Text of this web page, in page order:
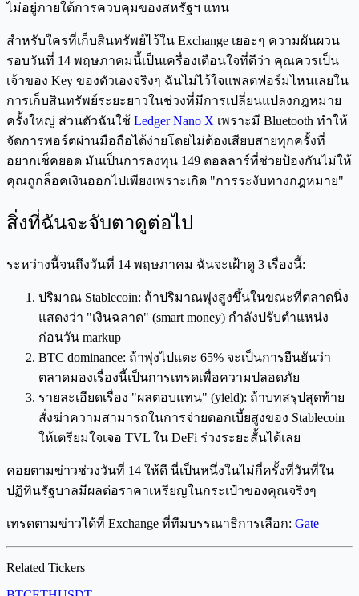
ไม่อยู่ภายใต้การควบคุมของสหรัฐฯ แทน
สำหรับใครที่เก็บสินทรัพย์ไว้ใน Exchange เยอะๆ ความผันผวน
รอบวันที่ 14 พฤษภาคมนี้เป็นเครื่องเตือนใจที่ดีว่า คุณควรเป็น
เจ้าของ Key ของตัวเองจริงๆ ฉันไม่ไว้ใจแพลตฟอร์มไหนเลยใน
การเก็บสินทรัพย์ระยะยาวในช่วงที่มีการเปลี่ยนแปลงกฎหมาย
ครั้งใหญ่ ส่วนตัวฉันใช้ Ledger Nano X เพราะมี Bluetooth ทำให้
จัดการพอร์ตผ่านมือถือได้ง่ายโดยไม่ต้องเสียบสายทุกครั้งที่
อยากเช็คยอด มันเป็นการลงทุน 149 ดอลลาร์ที่ช่วยป้องกันไม่ให้
คุณถูกล็อคเงินออกไปเพียงเพราะเกิด "การระงับทางกฎหมาย"
สิ่งที่ฉันจะจับตาดูต่อไป
ระหว่างนี้จนถึงวันที่ 14 พฤษภาคม ฉันจะเฝ้าดู 3 เรื่องนี้:
ปริมาณ Stablecoin: ถ้าปริมาณพุ่งสูงขึ้นในขณะที่ตลาดนิ่ง
แสดงว่า "เงินฉลาด" (smart money) กำลังปรับตำแหน่ง
ก่อนวัน markup
BTC dominance: ถ้าพุ่งไปแตะ 65% จะเป็นการยืนยันว่า
ตลาดมองเรื่องนี้เป็นการเทรดเพื่อความปลอดภัย
รายละเอียดเรื่อง "ผลตอบแทน" (yield): ถ้าบทสรุปสุดท้าย
สั่งฆ่าความสามารถในการจ่ายดอกเบี้ยสูงของ Stablecoin
ให้เตรียมใจเจอ TVL ใน DeFi ร่วงระยะสั้นได้เลย
คอยตามข่าวช่วงวันที่ 14 ให้ดี นี่เป็นหนึ่งในไม่กี่ครั้งที่วันที่ใน
ปฏิทินรัฐบาลมีผลต่อราคาเหรียญในกระเป๋าของคุณจริงๆ
เทรดตามข่าวได้ที่ Exchange ที่ทีมบรรณาธิการเลือก: Gate
Related Tickers